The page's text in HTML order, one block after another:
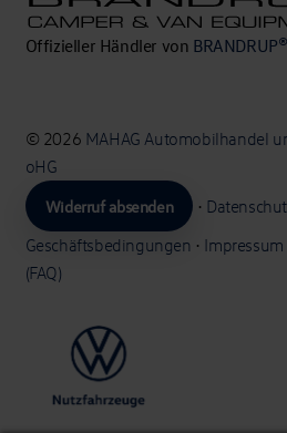
Offizieller Händler von BRANDRUP®
© 2026 MAHAG Automobilhandel
oHG
Widerruf absenden
•
Geschäftsbedingungen • Impressum
(FAQ)